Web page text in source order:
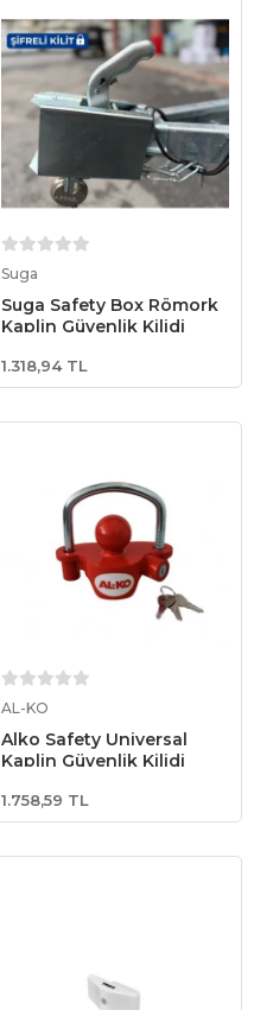
Suga
Suga Safety Box Römork
Kaplin Güvenlik Kilidi
1.318,94 TL
AL-KO
Alko Safety Universal
Kaplin Güvenlik Kilidi
1.758,59 TL